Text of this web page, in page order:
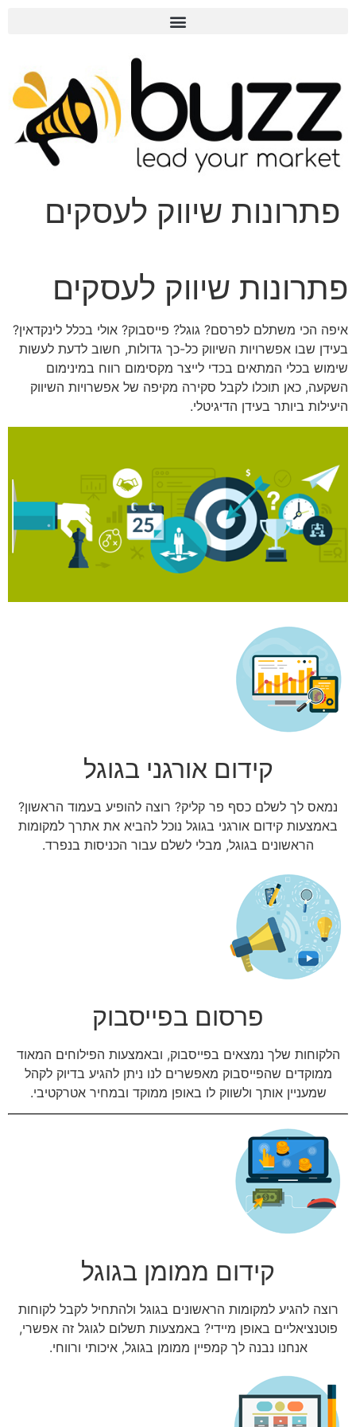
פתרונות שיווק לעסקים
פתרונות שיווק לעסקים
איפה הכי משתלם לפרסם? גוגל? פייסבוק? אולי בכלל לינקדאין?
בעידן שבו אפשרויות השיווק כל-כך גדולות, חשוב לדעת לעשות
שימוש בכלי המתאים בכדי לייצר מקסימום רווח במינימום
השקעה, כאן תוכלו לקבל סקירה מקיפה של אפשרויות השיווק
היעילות ביותר בעידן הדיגיטלי.
קידום אורגני בגוגל
נמאס לך לשלם כסף פר קליק? רוצה להופיע בעמוד הראשון?
באמצעות קידום אורגני בגוגל נוכל להביא את אתרך למקומות
הראשונים בגוגל, מבלי לשלם עבור הכניסות בנפרד.
פרסום בפייסבוק
הלקוחות שלך נמצאים בפייסבוק, ובאמצעות הפילוחים המאוד
ממוקדים שהפייסבוק מאפשרים לנו ניתן להגיע בדיוק לקהל
שמעניין אותך ולשווק לו באופן ממוקד ובמחיר אטרקטיבי.
קידום ממומן בגוגל
רוצה להגיע למקומות הראשונים בגוגל ולהתחיל לקבל לקוחות
פוטנציאליים באופן מיידי? באמצעות תשלום לגוגל זה אפשרי,
אנחנו נבנה לך קמפיין ממומן בגוגל, איכותי ורווחי.